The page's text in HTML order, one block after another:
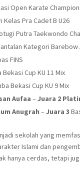
Open Karate
Kelas Pra Cadet B U26
Putra Taekwondo
Kategori
FINS
Bekasi Cup KU 11 Mix
Bekasi Cup KU 9 Mix
Aufaa –Juara 2
Anugrah –Juara 3
sekolah yang
Islami dan
hanya cerdas, tetapi